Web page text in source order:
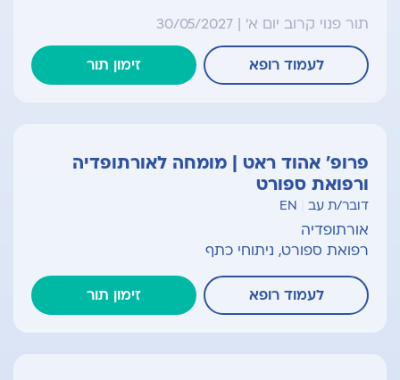
תור פנוי קרוב יום א' | 30/05/2027
לעמוד רופא זימון תור
פרופ' אהוד ראט | מומחה לאורתופדיה
ורפואת ספורט
דובר/ת עב EN
אורתופדיה
רפואת ספורט, ניתוחי כתף
לעמוד רופא זימון תור